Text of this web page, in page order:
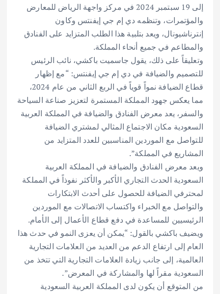
إلى 19 سبتمبر 2024 في مركز واجهة الرياض للمعارض
والمؤتمرات، وتنظمه دي إم جي إيفنتس وكاون
إنترناشيونال، ويعد بتلبية هذا الطلب المتزايد على الفنادق
والمطاعم في جميع أنحاء المملكة.
وتعليقاً على ذلك، يقول جاسميت باكشي، نائب الرئيس
للتصميم والضيافة في دي إم جي إيفنتس: “مع إظهار
قطاع الضيافة نمواً قوياً في الربع الثاني من عام 2024،
مما يعكس جهود المملكة المستمرة لتعزيز صناعة السياحة
والسفر، يعد معرض الفنادق والضيافة في المملكة العربية
السعودية مكان الاجتماع المثالي لمشتري الضيافة
للتواصل مع الموردين المناسبين للعدد المتزايد من
المشاريع في المملكة”.
ويعد معرض الفنادق والضيافة في المملكة العربية
السعودية الحدث التجاري الأكبر والأكثر نفوذاً في المملكة
لمحترفي الضيافة للحصول على أحدث الابتكارات
والتواصل مع الخبراء واكتساب الاتصالات مع الموردين
الرئيسيين للمساعدة في دفع قطاع الأعمال إلى الأمام.
ويضيف باكشي بالقول: “يمكن أن يعزى النمو في حدث هذا
العام إلى ارتفاع الدعم من العديد من العلامات التجارية
العالمية، إلى جانب زيادة العلامات التجارية التي تتخذ من
السعودية مقراً لها والمشاركة في المعرض”.
من المتوقع أن يكون لدى المملكة العربية السعودية